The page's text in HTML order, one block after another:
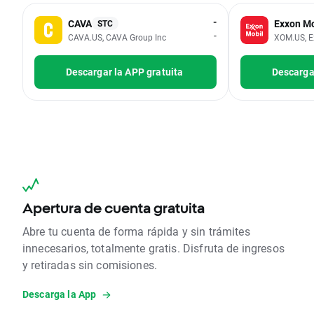
CAVA STC
CAVA.US, CAVA Group Inc
-
-
Descargar la APP gratuita
Exxon
XOM.US,
Apertura de cuenta gratuita
Abre tu cuenta de forma rápida y sin trámites
innecesarios, totalmente gratis. Disfruta de ingresos
y retiradas sin comisiones.
Descarga la App